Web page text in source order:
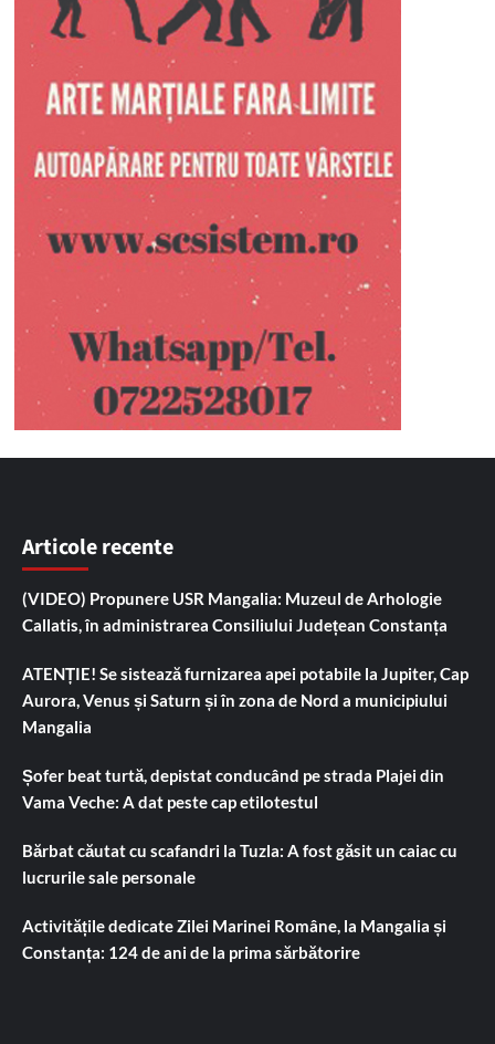
Articole recente
(VIDEO) Propunere USR Mangalia: Muzeul de Arhologie
Callatis, în administrarea Consiliului Județean Constanța
ATENȚIE! Se sistează furnizarea apei potabile la Jupiter, Cap
Aurora, Venus și Saturn și în zona de Nord a municipiului
Mangalia
Șofer beat turtă, depistat conducând pe strada Plajei din
Vama Veche: A dat peste cap etilotestul
Bărbat căutat cu scafandri la Tuzla: A fost găsit un caiac cu
lucrurile sale personale
Activitățile dedicate Zilei Marinei Române, la Mangalia și
Constanța: 124 de ani de la prima sărbătorire